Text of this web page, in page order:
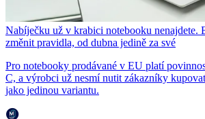
Nabíječku už v krabici notebooku nenajdete.
změnit pravidla, od dubna jedině za své
Pro notebooky prodávané v EU platí
C, a výrobci už nesmí nutit zákazníky
jako jedinou variantu.